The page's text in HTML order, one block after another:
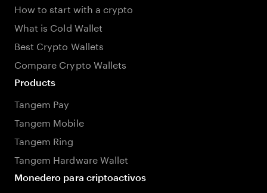
How to start with a crypto
What is Cold Wallet
Best Crypto Wallets
Compare Crypto Wallets
Products
Tangem Pay
Tangem Mobile
Tangem Ring
Tangem Hardware Wallet
Monedero para criptoactivos